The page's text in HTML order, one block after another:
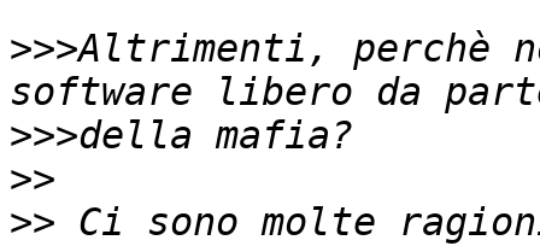
>>>Altrimenti, perchè
>>>
>>
>> Ci sono molte